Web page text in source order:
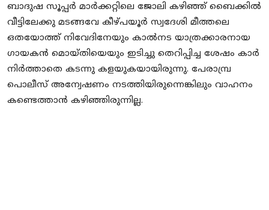
ബാദുഷ സൂപ്പർ മാർക്കറ്റിലെ ജോലി കഴിഞ്ഞ് ബൈക്കിൽ
വീട്ടിലേക്കു മടങ്ങവേ കീഴ്പയൂർ സ്വദേശി മീത്തലെ
ഒതയോത്ത് നിവേദിനേയും കാൽനട യാത്രക്കാരനായ
ഗായകൻ മൊയ്തിയെയും ഇടിച്ചു തെറിപ്പിച്ച ശേഷം കാർ
നിർത്താതെ കടന്നു കളയുകയായിരുന്നു. പേരാമ്പ്ര
പൊലീസ് അന്വേഷണം നടത്തിയിരുന്നെങ്കിലും വാഹനം
കണ്ടെത്താൻ കഴിഞ്ഞിരുന്നില്ല.